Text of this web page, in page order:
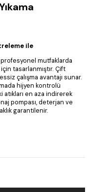
ile
mutfaklarda
tasarlanmıştır. Çift
çalışma avantajı sunar.
hijyen kontrolü
en aza indirerek
pompası, deterjan ve
garantilenir.